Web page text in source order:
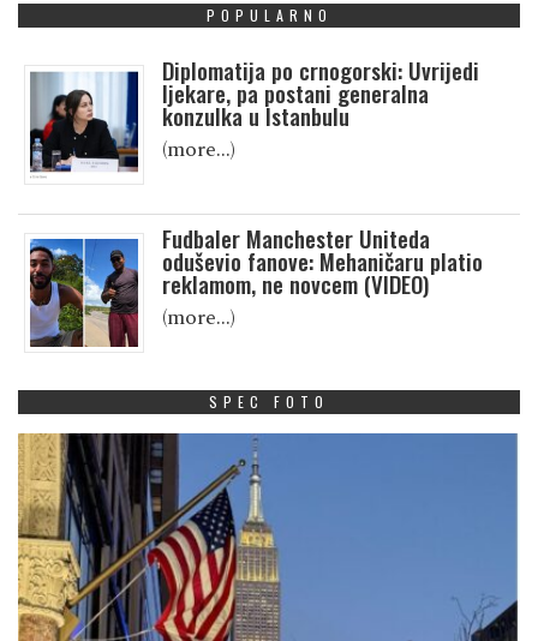
POPULARNO
Diplomatija po crnogorski: Uvrijedi
ljekare, pa postani generalna
konzulka u Istanbulu
(more…)
Fudbaler Manchester Uniteda
oduševio fanove: Mehaničaru platio
reklamom, ne novcem (VIDEO)
(more…)
SPEC FOTO